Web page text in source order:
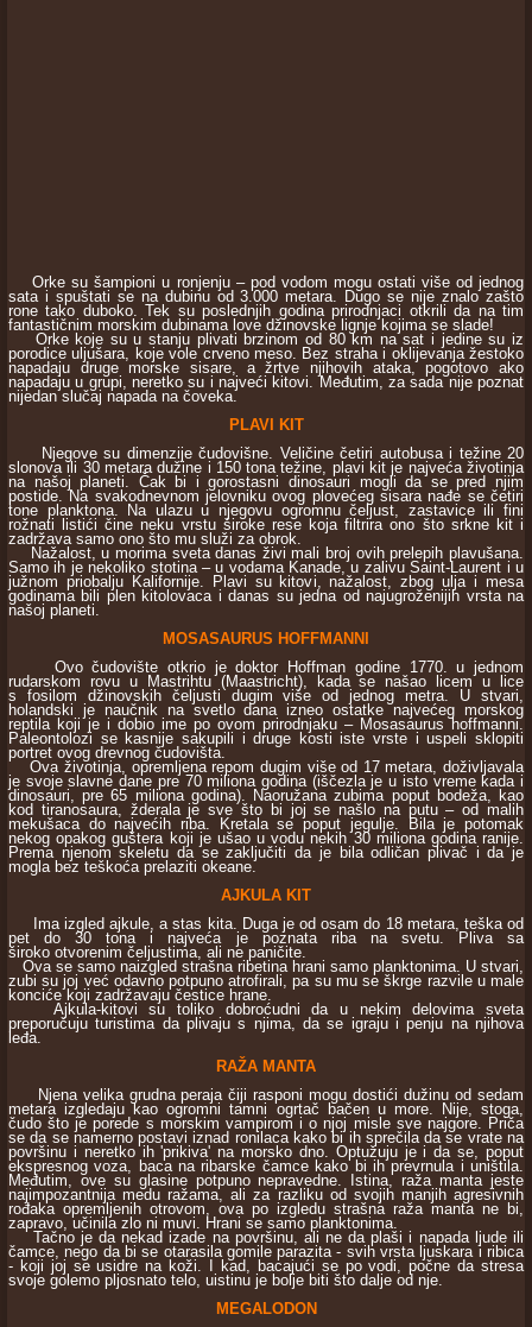
Orke su šampioni u ronjenju – pod vodom mogu ostati više od jednog
sata i spuštati se na dubinu od 3.000 metara. Dugo se nije znalo zašto
rone tako duboko. Tek su poslednjih godina prirodnjaci otkrili da na tim
fantastičnim morskim dubinama love džinovske lignje kojima se slade!
Orke koje su u stanju plivati brzinom od 80 km na sat i jedine su iz
porodice uljušara, koje vole crveno meso. Bez straha i oklijevanja žestoko
napadaju druge morske sisare, a žrtve njihovih ataka, pogotovo ako
napadaju u grupi, neretko su i najveći kitovi. Međutim, za sada nije poznat
nijedan slučaj napada na čoveka.
PLAVI KIT
Njegove su dimenzije čudovišne. Veličine četiri autobusa i težine 20
slonova ili 30 metara dužine i 150 tona težine, plavi kit je najveća životinja
na našoj planeti. Čak bi i gorostasni dinosauri mogli da se pred njim
postide. Na svakodnevnom jelovniku ovog plovećeg sisara nađe se četiri
tone planktona. Na ulazu u njegovu ogromnu čeljust, zastavice ili fini
rožnati listići čine neku vrstu široke rese koja filtrira ono što srkne kit i
zadržava samo ono što mu služi za obrok.
Nažalost, u morima sveta danas živi mali broj ovih prelepih plavušana.
Samo ih je nekoliko stotina – u vodama Kanade, u zalivu Saint-Laurent i u
južnom priobalju Kalifornije. Plavi su kitovi, nažalost, zbog ulja i mesa
godinama bili plen kitolovaca i danas su jedna od najugroženijih vrsta na
našoj planeti.
MOSASAURUS HOFFMANNI
Ovo čudovište otkrio je doktor Hoffman godine 1770. u jednom
rudarskom rovu u Mastrihtu (Maastricht), kada se našao licem u lice
s fosilom džinovskih čeljusti dugim više od jednog metra. U stvari,
holandski je naučnik na svetlo dana izneo ostatke najvećeg morskog
reptila koji je i dobio ime po ovom prirodnjaku – Mosasaurus hoffmanni.
Paleontolozi se kasnije sakupili i druge kosti iste vrste i uspeli sklopiti
portret ovog drevnog čudovišta.
Ova životinja, opremljena repom dugim više od 17 metara, doživljavala
je svoje slavne dane pre 70 miliona godina (iščezla je u isto vreme kada i
dinosauri, pre 65 miliona godina). Naoružana zubima poput bodeža, kao
kod tiranosaura, žderala je sve što bi joj se našlo na putu – od malih
mekušaca do najvećih riba. Kretala se poput jegulje. Bila je potomak
nekog opakog guštera koji je ušao u vodu nekih 30 miliona godina ranije.
Prema njenom skeletu da se zaključiti da je bila odličan plivač i da je
mogla bez teškoća prelaziti okeane.
AJKULA KIT
Ima izgled ajkule, a stas kita. Duga je od osam do 18 metara, teška od
pet do 30 tona i najveća je poznata riba na svetu. Pliva sa
široko otvorenim čeljustima, ali ne paničite.
Ova se samo naizgled strašna ribetina hrani samo planktonima. U stvari,
zubi su joj već odavno potpuno atrofirali, pa su mu se škrge razvile u male
konciće koji zadržavaju čestice hrane.
Ajkula-kitovi su toliko dobroćudni da u nekim delovima sveta
preporučuju turistima da plivaju s njima, da se igraju i penju na njihova
leđa.
RAŽA MANTA
Njena velika grudna peraja čiji rasponi mogu dostići dužinu od sedam
metara izgledaju kao ogromni tamni ogrtač bačen u more. Nije, stoga,
čudo što je porede s morskim vampirom i o njoj misle sve najgore. Priča
se da se namerno postavi iznad ronilaca kako bi ih sprečila da se vrate na
površinu i neretko ih 'prikiva' na morsko dno. Optužuju je i da se, poput
ekspresnog voza, baca na ribarske čamce kako bi ih prevrnula i uništila.
Međutim, ove su glasine potpuno nepravedne. Istina, raža manta jeste
najimpozantnija medu ražama, ali za razliku od svojih manjih agresivnih
rođaka opremljenih otrovom, ova po izgledu strašna raža manta ne bi,
zapravo, učinila zlo ni muvi. Hrani se samo planktonima.
Tačno je da nekad izade na površinu, ali ne da plaši i napada ljude ili
čamce, nego da bi se otarasila gomile parazita - svih vrsta ljuskara i ribica
- koji joj se usidre na koži. I kad, bacajući se po vodi, počne da stresa
svoje golemo pljosnato telo, uistinu je bolje biti što dalje od nje.
MEGALODON